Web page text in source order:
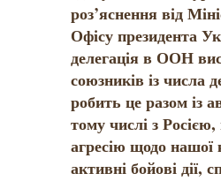
роз’яснення від
Офісу президента
делегація в ООН
союзників із числа
робить це разом із
тому числі з
агресію щодо нашої
активні бойові дії,